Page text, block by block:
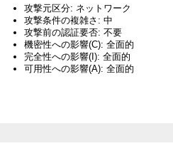
攻撃元区分: ネットワーク
攻撃条件の複雑さ: 中
攻撃前の認証要否: 不要
機密性への影響(C): 全面的
完全性への影響(I): 全面的
可用性への影響(A): 全面的